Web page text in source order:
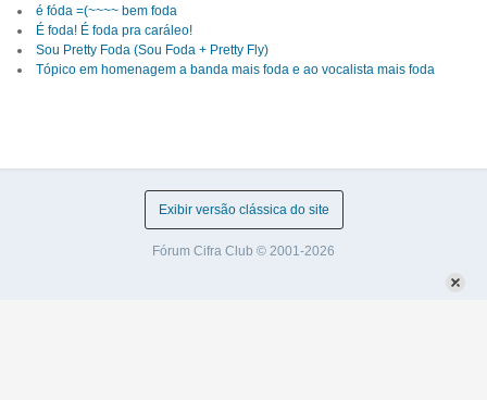
é fóda =(~~~~ bem foda
É foda! É foda pra caráleo!
Sou Pretty Foda (Sou Foda + Pretty Fly)
Tópico em homenagem a banda mais foda e ao vocalista mais foda
Exibir versão clássica do site
Fórum Cifra Club © 2001-2026